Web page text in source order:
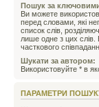
Пошук за
Ви можете
перед словами, які
список слів,
лише одне з цих слів.
часткового
Шукати за автором:
Використовуйте * в
ПАРАМЕТРИ